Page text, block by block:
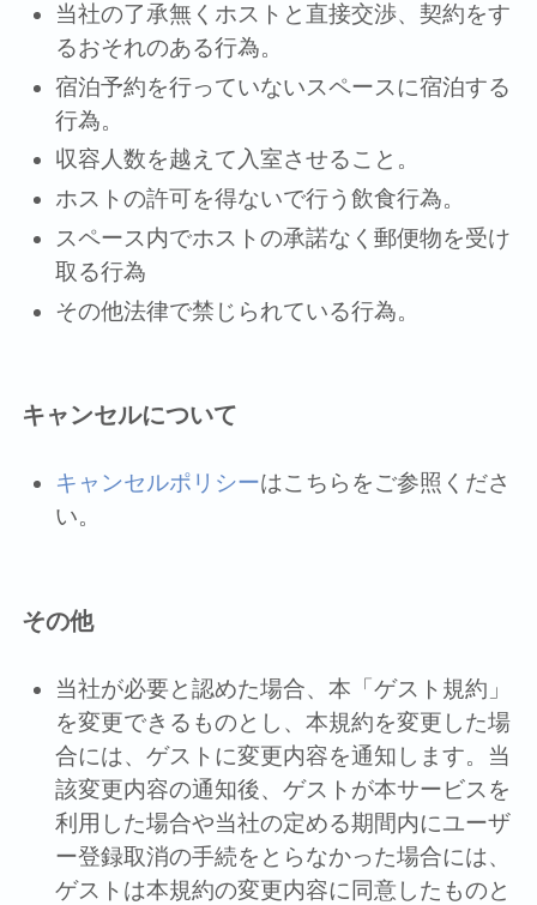
当社の了承無くホストと直接交渉、契約をす
るおそれのある⾏為。
宿泊予約を⾏っていないスペースに宿泊する
⾏為。
収容⼈数を越えて⼊室させること。
ホストの許可を得ないで⾏う飲⾷⾏為。
スペース内でホストの承諾なく郵便物を受け
取る行為
その他法律で禁じられている⾏為。
キャンセルについて
キャンセルポリシーはこちらをご参照くださ
い。
その他
当社が必要と認めた場合、本「ゲスト規約」
を変更できるものとし、本規約を変更した場
合には、ゲストに変更内容を通知します。当
該変更内容の通知後、ゲストが本サービスを
利⽤した場合や当社の定める期間内にユーザ
ー登録取消の⼿続をとらなかった場合には、
ゲストは本規約の変更内容に同意したものと